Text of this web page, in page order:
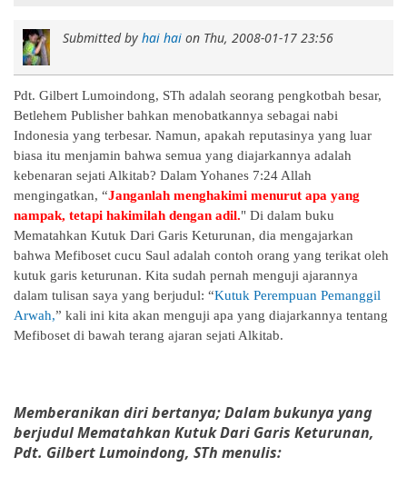
Submitted by hai hai on Thu, 2008-01-17 23:56
Pdt. Gilbert Lumoindong, STh adalah seorang pengkotbah besar,
Betlehem Publisher bahkan menobatkannya sebagai nabi
Indonesia yang terbesar. Namun, apakah reputasinya yang luar
biasa itu menjamin bahwa semua yang diajarkannya adalah
kebenaran sejati Alkitab? Dalam Yohanes 7:24 Allah
mengingatkan, “Janganlah menghakimi menurut apa yang
nampak, tetapi hakimilah dengan adil." Di dalam buku
Mematahkan Kutuk Dari Garis Keturunan, dia mengajarkan
bahwa Mefiboset cucu Saul adalah contoh orang yang terikat oleh
kutuk garis keturunan. Kita sudah pernah menguji ajarannya
dalam tulisan saya yang berjudul: “Kutuk Perempuan Pemanggil
Arwah,” kali ini kita akan menguji apa yang diajarkannya tentang
Mefiboset di bawah terang ajaran sejati Alkitab.
Memberanikan diri bertanya; Dalam bukunya yang
berjudul Mematahkan Kutuk Dari Garis Keturunan,
Pdt. Gilbert Lumoindong, STh menulis: